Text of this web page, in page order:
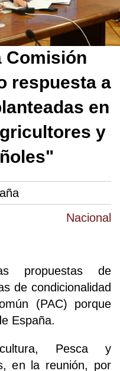
Nacional
Comisión
respuesta a
en
y
propuestas de
de condicionalidad
(PAC) porque
España.
Pesca y
en la reunión, por